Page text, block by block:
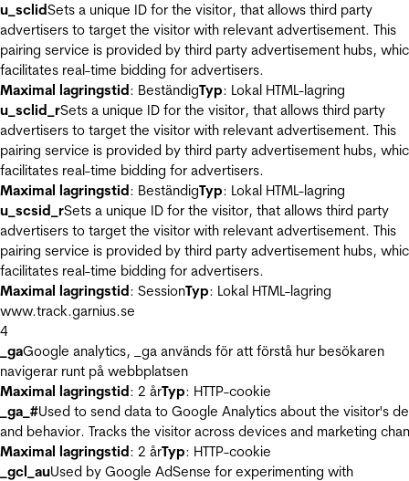
u_sclidSets a unique ID for the visitor, that allows third party
advertisers to target the visitor with relevant advertisement. This
pairing service is provided by third party advertisement hubs,
facilitates real-time bidding for advertisers.
Maximal lagringstid: BeständigTyp: Lokal HTML-lagring
u_sclid_rSets a unique ID for the visitor, that allows third party
advertisers to target the visitor with relevant advertisement. This
pairing service is provided by third party advertisement hubs,
facilitates real-time bidding for advertisers.
Maximal lagringstid: BeständigTyp: Lokal HTML-lagring
u_scsid_rSets a unique ID for the visitor, that allows third party
advertisers to target the visitor with relevant advertisement. This
pairing service is provided by third party advertisement hubs,
facilitates real-time bidding for advertisers.
Maximal lagringstid: SessionTyp: Lokal HTML-lagring
www.track.garnius.se
4
_gaGoogle analytics, _ga används för att förstå hur besökaren
navigerar runt på webbplatsen
Maximal lagringstid: 2 årTyp: HTTP-cookie
_ga_#Used to send data to Google Analytics about the visitor's
and behavior. Tracks the visitor across devices and marketing
Maximal lagringstid: 2 årTyp: HTTP-cookie
_gcl_auUsed by Google AdSense for experimenting with